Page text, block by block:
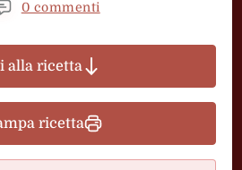
0 commenti
alla ricetta
ricetta